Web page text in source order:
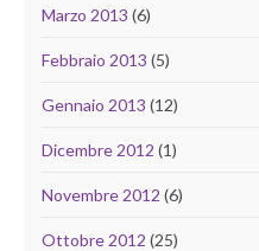
Marzo 2013 (6)
Febbraio 2013 (5)
Gennaio 2013 (12)
Dicembre 2012 (1)
Novembre 2012 (6)
Ottobre 2012 (25)